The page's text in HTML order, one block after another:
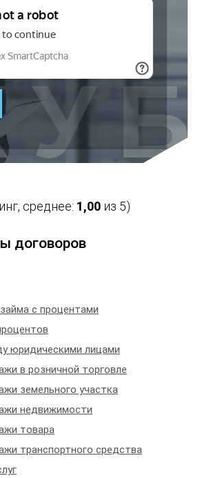
среднее: 1,00 из 5)
договоров
с процентами
юридическими лицами
в розничной торговле
земельного участка
недвижимости
товара
транспортного средства